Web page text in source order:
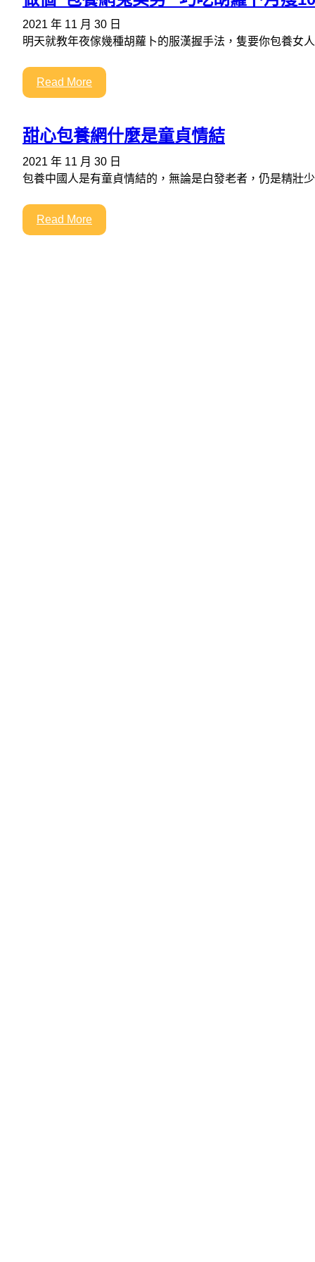
2021 年 11 月 30 日
明天就教年夜傢幾種胡蘿卜的服漢握手法，隻要你包養女
Read More
甜心包養網什麼是童貞情結
2021 年 11 月 30 日
包養中國人是有童貞情結的，無論是白發老者，仍是精壯
Read More